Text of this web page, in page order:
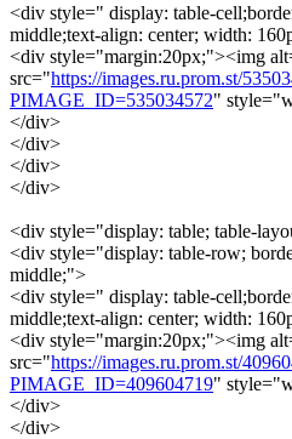
<div style=" display: table-
middle;text-align: center; width:
<div style="margin:20px;"><img
src="https://images.ru.prom.st/
PIMAGE_ID=535034572"
</div>
</div>
</div>
</div>
<div style="display: table; table-
<div style="display: table-row;
middle;">
<div style=" display: table-
middle;text-align: center; width:
<div style="margin:20px;"><img
src="https://images.ru.prom.st/
PIMAGE_ID=409604719"
</div>
</div>